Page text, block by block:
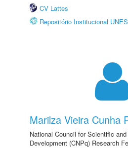
CV Lattes
Repositório Institucional
Marilza Vieira Cunha
National Council for Scientific
Development (CNPq) Research